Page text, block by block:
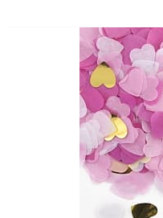
Оптовый Магазин
Корзина
Избранное
Доставка